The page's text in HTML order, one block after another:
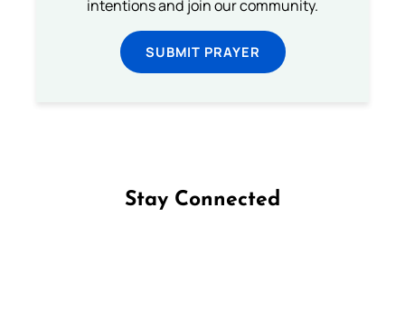
intentions and join our community.
SUBMIT PRAYER
Stay Connected